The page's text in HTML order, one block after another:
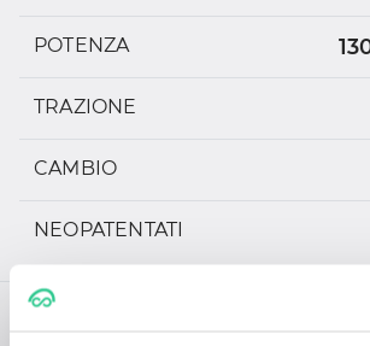
POTENZA
TRAZIONE
CAMBIO
NEOPATENTATI